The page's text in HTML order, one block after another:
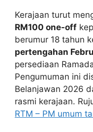
Kerajaan turut
RM100 one-off
berumur 18 tahun
pertengahan
persediaan
Pengumuman ini
Belanjawan 2026
rasmi kerajaan.
RTM – PM umum